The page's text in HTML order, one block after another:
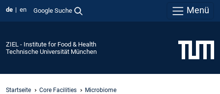
de en Google Suche Menü
ZIEL - Institute for Food & Health
Technische Universität München
Startseite Core Facilities Microbiome